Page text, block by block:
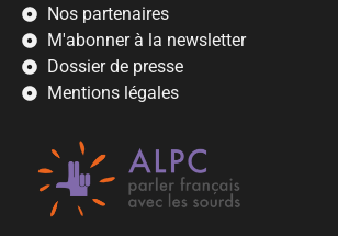
Nos partenaires
M'abonner à la newsletter
Dossier de presse
Mentions légales